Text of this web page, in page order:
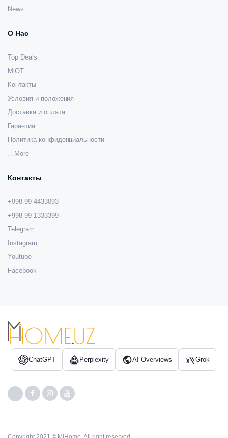
News
О Нас
Top Deals
MiOT
Контакты
Условия и положения
Доставка и оплата
Гарантия
Политика конфиденциальности
…More
Контакты
+998 99 4433093
+998 99 1333399
Telegram
Instagram
Youtube
Facebook
ChatGPT Perplexity AI Overviews Grok